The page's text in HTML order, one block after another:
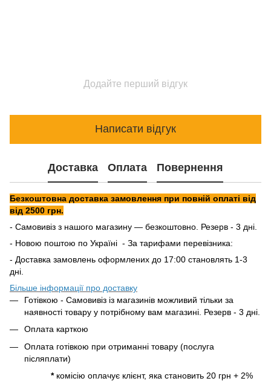
Додайте перший відгук
Написати відгук
Доставка Оплата Повернення
Безкоштовна доставка замовлення при повній оплаті від
від 2500 грн.
- Самовивіз з нашого магазину — безкоштовно. Резерв - 3 дні.
- Новою поштою по Україні - За тарифами перевізника:
- Доставка замовлень оформлених до 17:00 становлять 1-3
дні.
Більше інформації про доставку
Готівкою - Самовивіз із магазинів можливий тільки за
наявності товару у потрібному вам магазині. Резерв - 3 дні.
Оплата карткою
Оплата готівкою при отриманні товару (послуга
післяплати)
* комісію оплачує клієнт, яка становить 20 грн + 2%